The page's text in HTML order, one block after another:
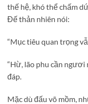
thế hệ, khó thể chấm
Đế thản nhiên nói:
“Mục tiêu quan trọng
“Hừ, lão phu cần ngươi
đáp.
Mặc dù đấu võ mồm,